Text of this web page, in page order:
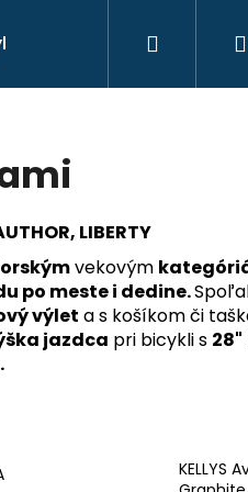
Hľadať
LIBERTY
vekovým
po meste i dedine.
výlet a s košíkom či
jazdca pri bicykli s 28"
KELLYS